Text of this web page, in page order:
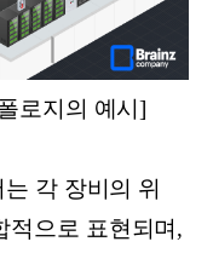
로지의 예시]
각 장비의 위
적으로 표현되며,